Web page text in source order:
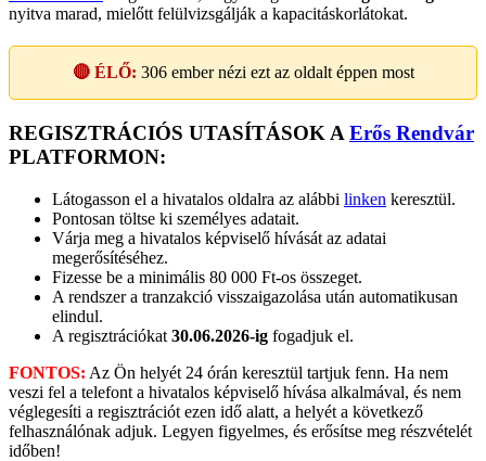
nyitva marad, mielőtt felülvizsgálják a kapacitáskorlátokat.
🔴 ÉLŐ: 306ember nézi ezt az oldalt éppen most
REGISZTRÁCIÓS UTASÍTÁSOK A Erős Rendvár
PLATFORMON:
Látogasson el a hivatalos oldalra az alábbi linken keresztül.
Pontosan töltse ki személyes adatait.
Várja meg a hivatalos képviselő hívását az adatai
megerősítéséhez.
Fizesse be a minimális 80 000 Ft-os összeget.
A rendszer a tranzakció visszaigazolása után automatikusan
elindul.
A regisztrációkat 30.06.2026-ig fogadjuk el.
FONTOS: Az Ön helyét 24 órán keresztül tartjuk fenn. Ha nem
veszi fel a telefont a hivatalos képviselő hívása alkalmával, és nem
véglegesíti a regisztrációt ezen idő alatt, a helyét a következő
felhasználónak adjuk. Legyen figyelmes, és erősítse meg részvételét
időben!